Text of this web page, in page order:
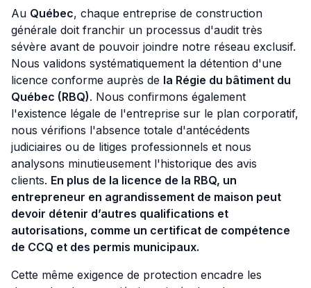
Au Québec, chaque entreprise de construction
générale doit franchir un processus d'audit très
sévère avant de pouvoir joindre notre réseau exclusif.
Nous validons systématiquement la détention d'une
licence conforme auprès de la Régie du bâtiment du
Québec (RBQ). Nous confirmons également
l'existence légale de l'entreprise sur le plan corporatif,
nous vérifions l'absence totale d'antécédents
judiciaires ou de litiges professionnels et nous
analysons minutieusement l'historique des avis
clients. En plus de la licence de la RBQ, un
entrepreneur en agrandissement de maison peut
devoir détenir d’autres qualifications et
autorisations, comme un certificat de compétence
de CCQ et des permis municipaux.
Cette même exigence de protection encadre les